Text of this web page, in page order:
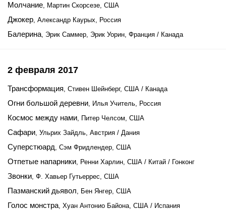
Молчание, Мартин Скорсезе, США
Джокер, Александр Каурых, Россия
Балерина, Эрик Саммер, Эрик Уорин, Франция / Канада
2 февраля 2017
Трансформация, Стивен Шейнберг, США / Канада
Огни большой деревни, Илья Учитель, Россия
Космос между нами, Питер Челсом, США
Сафари, Ульрих Зайдль, Австрия / Дания
Суперстюард, Сэм Фридлендер, США
Отпетые напарники, Ренни Харлин, США / Китай / Гонконг
Звонки, Ф. Хавьер Гутьеррес, США
Пазманский дьявол, Бен Янгер, США
Голос монстра, Хуан Антонио Байона, США / Испания